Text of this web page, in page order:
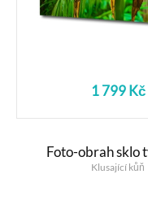
1 799 Kč
Foto-obrah sklo
Klusající kůň